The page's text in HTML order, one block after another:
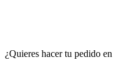
¿Quieres hacer tu pedido